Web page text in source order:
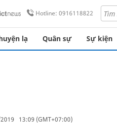
Hotline: 0916118822
lạ Quân sự Sự kiện
13:09 (GMT+07:00)